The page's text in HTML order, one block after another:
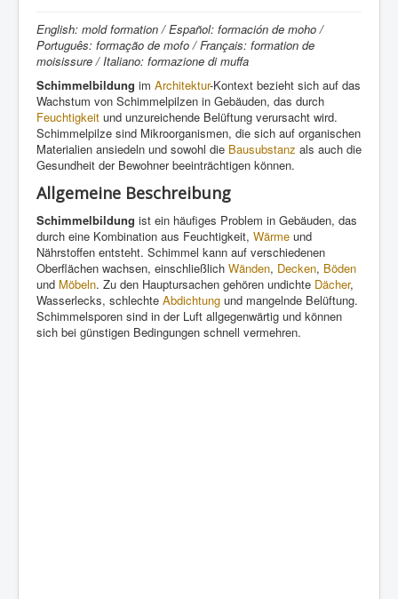
English: mold formation / Español: formación de moho /
Português: formação de mofo / Français: formation de
moisissure / Italiano: formazione di muffa
Schimmelbildung im Architektur-Kontext bezieht sich auf das
Wachstum von Schimmelpilzen in Gebäuden, das durch
Feuchtigkeit und unzureichende Belüftung verursacht wird.
Schimmelpilze sind Mikroorganismen, die sich auf organischen
Materialien ansiedeln und sowohl die Bausubstanz als auch die
Gesundheit der Bewohner beeinträchtigen können.
Allgemeine Beschreibung
Schimmelbildung ist ein häufiges Problem in Gebäuden, das
durch eine Kombination aus Feuchtigkeit, Wärme und
Nährstoffen entsteht. Schimmel kann auf verschiedenen
Oberflächen wachsen, einschließlich Wänden, Decken, Böden
und Möbeln. Zu den Hauptursachen gehören undichte Dächer,
Wasserlecks, schlechte Abdichtung und mangelnde Belüftung.
Schimmelsporen sind in der Luft allgegenwärtig und können
sich bei günstigen Bedingungen schnell vermehren.